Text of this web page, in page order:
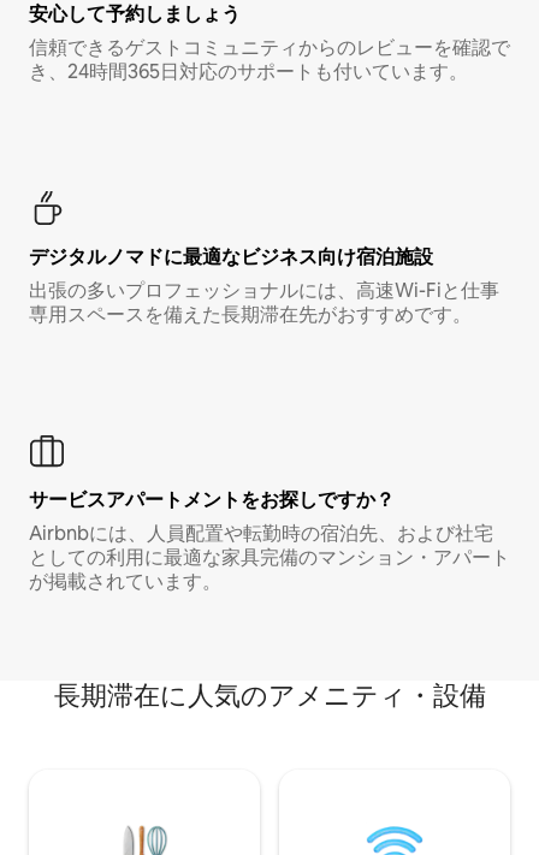
安心して予約しましょう
信頼できるゲストコミュニティからのレビューを確認で
き、24時間365日対応のサポートも付いています。
デジタルノマド⁠に最⁠適⁠なビ⁠ジ⁠ネ⁠ス⁠向⁠け宿⁠泊⁠施⁠設
出張の多いプロフェッショナルには、高速Wi-Fiと仕事
専用スペースを備えた長期滞在先がおすすめです。
サービスアパートメントをお探しですか？
Airbnbには、人員配置や転勤時の宿泊先、および社宅
としての利用に最適な家具完備のマンション・アパート
が掲載されています。
長期滞在に人気のアメニティ・設備